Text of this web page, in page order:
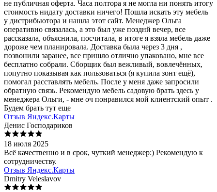
не публичная оферта. Часа полтора я не могла ни понять итогу
стоимость нидату доставки ничего! Пошла искать эту мебель
у дистрибьютора и нашла этот сайт. Менеджер Ольга
оперативно связалась, а это был уже позднй вечер, все
рассказала, объяснила, посчитала, в итоге я взяла мебель даже
дороже чем планировала. Доставка была через 3 дня ,
позвонили заранее, все пришло отлично упаковано, мне все
бесплатно собрали. Сборщик был вежливый, вовлечённых,
попутно показывая как пользоваться (я купила зонт ещё),
помогал расставлять мебель. После у меня даже запросили
обратную связь. Рекомендую мебель садовую брать здесь у
менеджера Ольги, - мне оч понравился мой клиентский опыт .
Будем брать тут еще
Отзыв Яндекс.Карты
Денис Господариков
18 июля 2025
Всё качественно и в срок, чуткий менеджер:) Рекомендую к
сотрудничеству.
Отзыв Яндекс.Карты
Dmitry Veleslavov